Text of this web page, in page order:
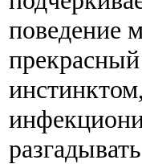
поведение